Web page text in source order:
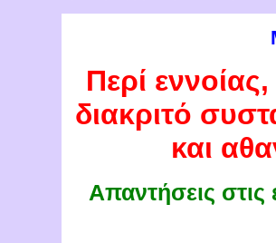
Περί
διακριτό
και
Απαντήσεις